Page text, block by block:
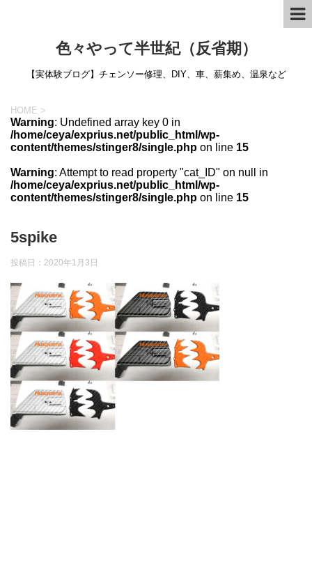
色々やって半世紀（反省期）
【実体験ブログ】チェンソー修理、DIY、車、薪集め、温泉など
HOME >
Warning: Undefined array key 0 in
/home/ceya/exprius.net/public_html/wp-
content/themes/stinger8/single.php on line 15
Warning: Attempt to read property "cat_ID" on null in
/home/ceya/exprius.net/public_html/wp-
content/themes/stinger8/single.php on line 15
5spike
投稿日： 2020年1月3日